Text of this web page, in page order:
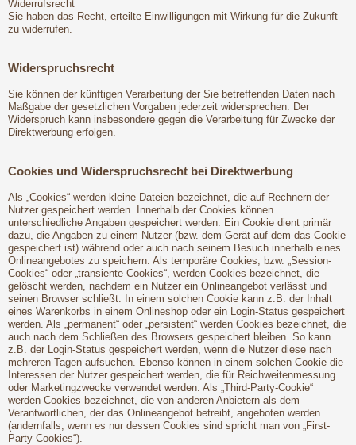
Widerrufsrecht
Sie haben das Recht, erteilte Einwilligungen mit Wirkung für die Zukunft
zu widerrufen.
Widerspruchsrecht
Sie können der künftigen Verarbeitung der Sie betreffenden Daten nach
Maßgabe der gesetzlichen Vorgaben jederzeit widersprechen. Der
Widerspruch kann insbesondere gegen die Verarbeitung für Zwecke der
Direktwerbung erfolgen.
Cookies und Widerspruchsrecht bei Direktwerbung
Als „Cookies“ werden kleine Dateien bezeichnet, die auf Rechnern der
Nutzer gespeichert werden. Innerhalb der Cookies können
unterschiedliche Angaben gespeichert werden. Ein Cookie dient primär
dazu, die Angaben zu einem Nutzer (bzw. dem Gerät auf dem das Cookie
gespeichert ist) während oder auch nach seinem Besuch innerhalb eines
Onlineangebotes zu speichern. Als temporäre Cookies, bzw. „Session-
Cookies“ oder „transiente Cookies“, werden Cookies bezeichnet, die
gelöscht werden, nachdem ein Nutzer ein Onlineangebot verlässt und
seinen Browser schließt. In einem solchen Cookie kann z.B. der Inhalt
eines Warenkorbs in einem Onlineshop oder ein Login-Status gespeichert
werden. Als „permanent“ oder „persistent“ werden Cookies bezeichnet, die
auch nach dem Schließen des Browsers gespeichert bleiben. So kann
z.B. der Login-Status gespeichert werden, wenn die Nutzer diese nach
mehreren Tagen aufsuchen. Ebenso können in einem solchen Cookie die
Interessen der Nutzer gespeichert werden, die für Reichweitenmessung
oder Marketingzwecke verwendet werden. Als „Third-Party-Cookie“
werden Cookies bezeichnet, die von anderen Anbietern als dem
Verantwortlichen, der das Onlineangebot betreibt, angeboten werden
(andernfalls, wenn es nur dessen Cookies sind spricht man von „First-
Party Cookies“).